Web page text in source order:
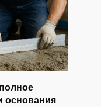
основания